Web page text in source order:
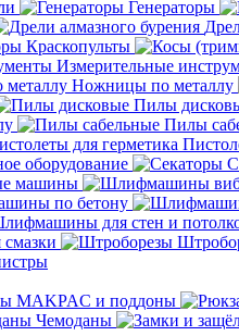
Генераторы
Краскопульты
Измерительные
Ножницы по металлу
Пилы
Пилы
оборудование
машины
по бетону
MAKPAC и поддоны
Чемоданы